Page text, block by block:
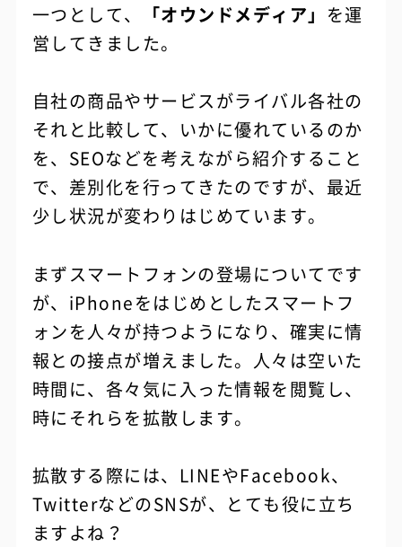
一つとして、
「オウンドメディア」 を運
営してきました。
自社の商品やサービスがライバル各社の
それと比較して、いかに優れているのか
を、SEOなどを考えながら紹介すること
で、差別化を行ってきたのですが、最近
少し状況が変わりはじめています。
まずスマートフォンの登場についてです
が、iPhoneをはじめとしたスマートフ
ォンを人々が持つようになり、確実に情
報との接点が増えました。人々は空いた
時間に、各々気に入った情報を閲覧し、
時にそれらを拡散します。
拡散する際には、LINEやFacebook、
TwitterなどのSNSが、とても役に立ち
ますよね？